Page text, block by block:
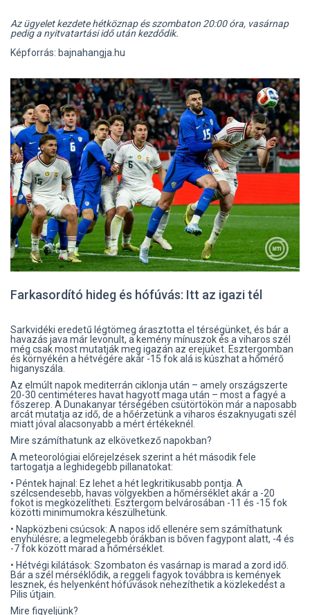
Az ügyelet kezdete hétköznap és szombaton 20:00 óra, vasárnap
pedig a nyitvatartási idő után kezdődik.
Képforrás: bajnahangja.hu
Farkasordító hideg és hófúvás: Itt az igazi tél
Sarkvidéki eredetű légtömeg árasztotta el térségünket, és bár a
havazás java már levonult, a kemény mínuszok és a viharos szél
még csak most mutatják meg igazán az erejüket. Esztergomban
és környékén a hétvégére akár -15 fok alá is kúszhat a hőmérő
higanyszála.
Az elmúlt napok mediterrán ciklonja után – amely országszerte
20-30 centiméteres havat hagyott maga után – most a fagyé a
főszerep. A Dunakanyar térségében csütörtökön már a naposabb
arcát mutatja az idő, de a hőérzetünk a viharos északnyugati szél
miatt jóval alacsonyabb a mért értékeknél.
Mire számíthatunk az elkövetkező napokban?
A meteorológiai előrejelzések szerint a hét második fele
tartogatja a leghidegebb pillanatokat:
• Péntek hajnal: Ez lehet a hét legkritikusabb pontja. A
szélcsendesebb, havas völgyekben a hőmérséklet akár a -20
fokot is megközelítheti. Esztergom belvárosában -11 és -15 fok
közötti minimumokra készülhetünk.
• Napközbeni csúcsok: A napos idő ellenére sem számíthatunk
enyhülésre; a legmelegebb órákban is bőven fagypont alatt, -4 és
-7 fok között marad a hőmérséklet.
• Hétvégi kilátások: Szombaton és vasárnap is marad a zord idő.
Bár a szél mérséklődik, a reggeli fagyok továbbra is kemények
lesznek, és helyenként hófúvások nehezíthetik a közlekedést a
Pilis útjain.
Mire figyeljünk?